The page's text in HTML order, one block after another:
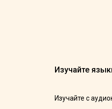
Изучайте
Изучайте с